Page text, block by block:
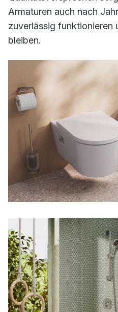
Armaturen auch nach
zuverlässig funktionieren
bleiben.